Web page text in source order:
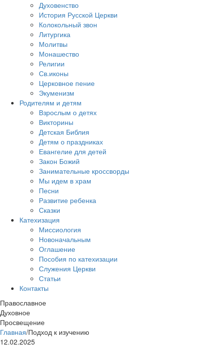
Духовенство
История Русской Церкви
Колокольный звон
Литургика
Молитвы
Монашество
Религии
Св.иконы
Церковное пение
Экуменизм
Родителям и детям
Взрослым о детях
Викторины
Детская Библия
Детям о праздниках
Евангелие для детей
Закон Божий
Занимательные кроссворды
Мы идем в храм
Песни
Развитие ребенка
Сказки
Катехизация
Миссиология
Новоначальным
Оглашение
Пособия по катехизации
Служения Церкви
Статьи
Контакты
Православное
Духовное
Просвещение
Главная/Подход к изучению
12.02.2025